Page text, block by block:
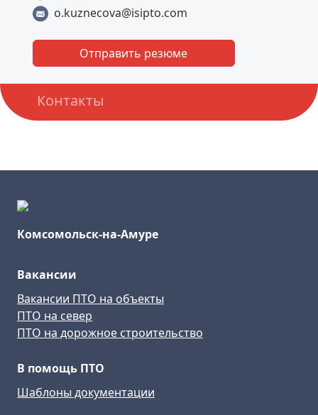
o.kuznecova@isipto.com
Отправить резюме
Контакты
Комсомольск-на-Амуре
Вакансии
Вакансии ПТО на объекты
ПТО на север
ПТО на дорожное строительство
В помощь ПТО
Шаблоны документации